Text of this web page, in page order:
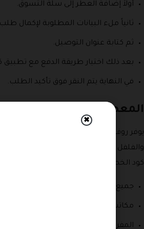
أولاً إضافة العطر إلى سلة التسوق.
ثانياً ملء البيانات المطلوبة لإكمال
ثم كتابة عنوان التوصيل.
بعد ذلك اختيار طريقة الدفع مع
في النهاية يتم النقر فوق تأكيد الطلب.
المعطرات المنزلية في
كود الخصم ، وتستخدم في تعطير:
جميع غرف المنزل.
مكاتب العمل.
المفروشات.
✖